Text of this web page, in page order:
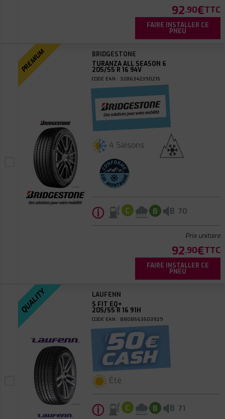
92.90€TTC
FAIRE INSTALLER CE
PNEU
PREMIUM
BRIDGESTONE
TURANZA ALL SEASON 6
205/55 R 16 94V
CODE EAN : 3286342390215
4 Saisons
ⓘ C B B 70
Prix unitaire
92.90€TTC
FAIRE INSTALLER CE
PNEU
QUALITY
LAUFENN
S FIT EQ+
205/55 R 16 91H
CODE EAN : 8808563503929
Été
ⓘ C B B 71